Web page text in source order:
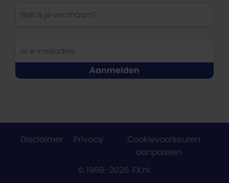
Disclaimer Privacy
Cookievoorkeuren
aanpassen
© 1998–2026. FX.nl.